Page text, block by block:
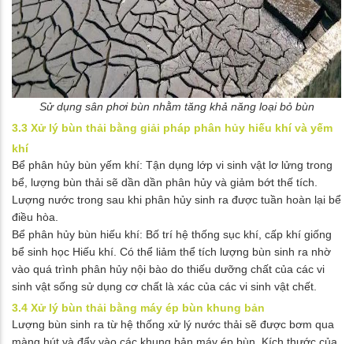
Sử dụng sân phơi bùn nhằm tăng khả năng loại bỏ bùn
3.3 Xử lý bùn thải bằng giải pháp phân hủy hiếu khí và yếm
khí
Bể phân hủy bùn yếm khí: Tận dụng lớp vi sinh vật lơ lửng trong
bể, lượng bùn thải sẽ dần dần phân hủy và giảm bớt thế tích.
Lượng nước trong sau khi phân hủy sinh ra được tuần hoàn lại bể
điều hòa.
Bể phân hủy bùn hiếu khí: Bố trí hệ thống sục khí, cấp khí giống
bể sinh học Hiếu khí. Có thể liảm thể tích lượng bùn sinh ra nhờ
vào quá trình phân hủy nội bào do thiếu dưỡng chất của các vi
sinh vật sống sử dụng cơ chất là xác của các vi sinh vật chết.
3.4 Xử lý bùn thải bằng máy ép bùn khung bản
Lượng bùn sinh ra từ hệ thống xử lý nước thải sẽ được bơm qua